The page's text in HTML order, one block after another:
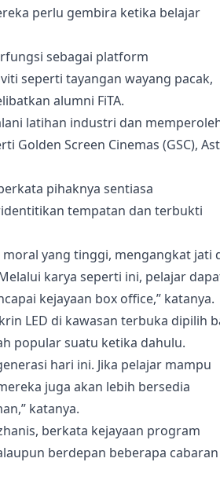
perlu gembira ketika belajar
sebagai platform
seperti tayangan wayang pacak,
alumni FiTA.
latihan industri dan
Golden Screen Cinemas (GSC),
pihaknya sentiasa
tempatan dan terbukti
yang tinggi, mengangkat jati
karya seperti ini, pelajar
kejayaan box office,” katanya.
LED di kawasan terbuka dipilih
popular suatu ketika dahulu.
hari ini. Jika pelajar mampu
juga akan lebih bersedia
katanya.
berkata kejayaan program
berdepan beberapa cabaran